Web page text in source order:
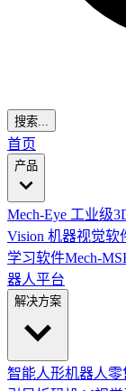
搜索...
首页
产品
Mech-Eye 工业级
Vision 机器视觉软
学习软件Mech-
器人平台
解决方案
智能人形机器人